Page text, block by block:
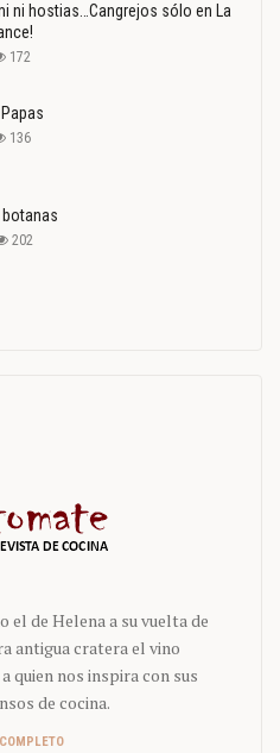
ni hostias…Cangrejos sólo en La
172
136
botanas
202
de Helena a su vuelta de
antigua cratera el vino
quien nos inspira con sus
de cocina.